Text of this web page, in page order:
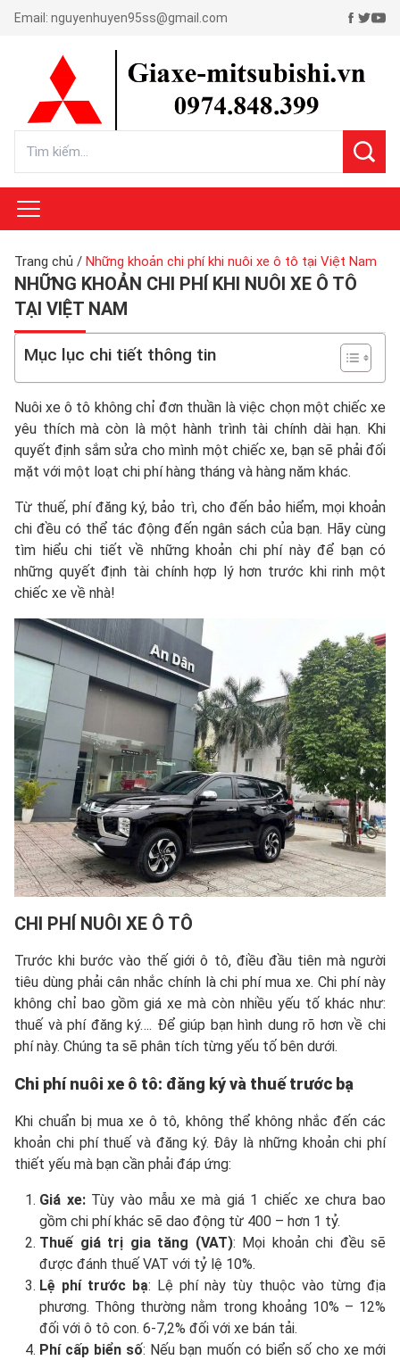
Email: nguyenhuyen95ss@gmail.com
Trang chủ / Những khoản chi phí khi nuôi xe ô tô tại Việt Nam
NHỮNG KHOẢN CHI PHÍ KHI NUÔI XE Ô TÔ
TẠI VIỆT NAM
Mục lục chi tiết thông tin
Nuôi xe ô tô không chỉ đơn thuần là việc chọn một chiếc xe
yêu thích mà còn là một hành trình tài chính dài hạn. Khi
quyết định sắm sửa cho mình một chiếc xe, bạn sẽ phải đối
mặt với một loạt chi phí hàng tháng và hàng năm khác.
Từ thuế, phí đăng ký, bảo trì, cho đến bảo hiểm, mọi khoản
chi đều có thể tác động đến ngân sách của bạn. Hãy cùng
tìm hiểu chi tiết về những khoản chi phí này để bạn có
những quyết định tài chính hợp lý hơn trước khi rinh một
chiếc xe về nhà!
CHI PHÍ NUÔI XE Ô TÔ
Trước khi bước vào thế giới ô tô, điều đầu tiên mà người
tiêu dùng phải cân nhắc chính là chi phí mua xe. Chi phí này
không chỉ bao gồm giá xe mà còn nhiều yếu tố khác như:
thuế và phí đăng ký…. Để giúp bạn hình dung rõ hơn về chi
phí này. Chúng ta sẽ phân tích từng yếu tố bên dưới.
Chi phí nuôi xe ô tô: đăng ký và thuế trước bạ
Khi chuẩn bị mua xe ô tô, không thể không nhắc đến các
khoản chi phí thuế và đăng ký. Đây là những khoản chi phí
thiết yếu mà bạn cần phải đáp ứng:
Giá xe: Tùy vào mẫu xe mà giá 1 chiếc xe chưa bao
gồm chi phí khác sẽ dao động từ 400 – hơn 1 tỷ.
Thuế giá trị gia tăng (VAT): Mọi khoản chi đều sẽ
được đánh thuế VAT với tỷ lệ 10%.
Lệ phí trước bạ: Lệ phí này tùy thuộc vào từng địa
phương. Thông thường nằm trong khoảng 10% – 12%
đối với ô tô con. 6-7,2% đối với xe bán tải.
Phí cấp biển số: Nếu bạn muốn có biển số cho xe mới